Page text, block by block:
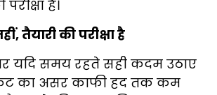
है।
तैयारी की परीक्षा है
यदि समय रहते सही कदम उठाए
का असर काफी हद तक कम